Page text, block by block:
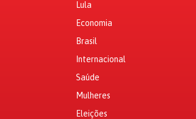
Lula
Economia
Brasil
Internacional
Saúde
Mulheres
Eleições